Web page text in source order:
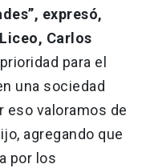
expresó,
Carlos
para el
una sociedad
eso valoramos de
agregando que
por los